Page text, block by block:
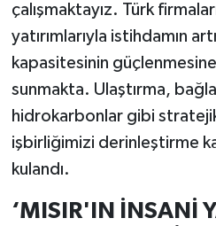
çalışmaktayız. Türk
yatırımlarıyla istihdamın
kapasitesinin
sunmakta. Ulaştırma,
hidrokarbonlar gibi
işbirliğimizi derinleştirme
kulandı.
‘MISIR'IN İNSANİ